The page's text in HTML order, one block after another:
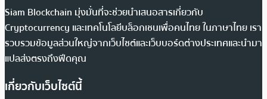
Siam Blockchain มุ่งมั่นที่จะช่วยนำเสนอสารเกี่ยวกับ
Cryptocurrency และเทคโนโลยีบล็อกเชนเพื่อคนไทย ในภาษาไทย เรา
รวบรวมข้อมูลส่วนใหญ่จากเว็บไซต์และเว็บบอร์ดต่างประเทศและนำมา
แปลส่งตรงถึงฟีดคุณ
เกี่ยวกับเว็บไซต์นี้